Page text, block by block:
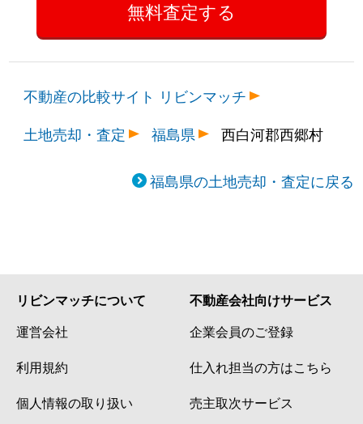
不動産の比較サイト リビンマッチ
土地売却・査定
福島県 西白河郡西郷村
福島県の土地売却・査定に戻る
リビンマッチについて
運営会社
利用規約
個人情報の取り扱い
不動産会社向けサービス
企業会員のご登録
仕入れ担当の方はこちら
売主取次サービス